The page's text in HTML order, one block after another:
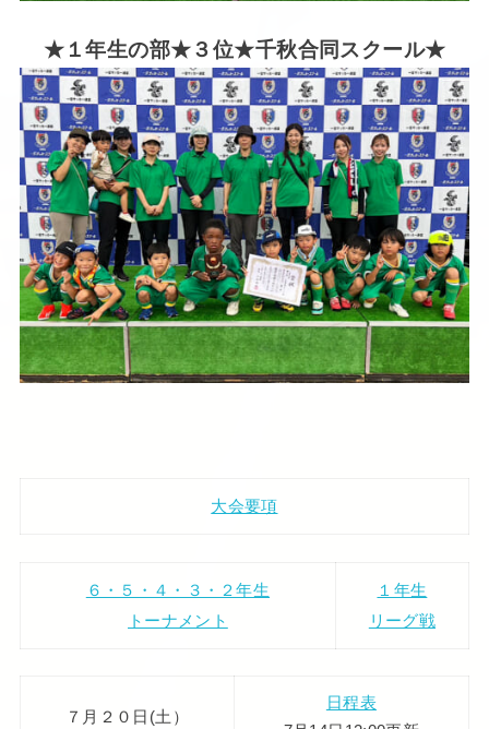
★１年生の部★３位★千秋合同スクール★
大会要項
６・５・４・３・２年生
トーナメント
１年生
リーグ戦
７月２０日(土）
日程表